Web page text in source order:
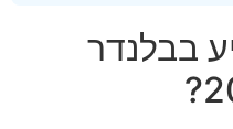
בבלנדר